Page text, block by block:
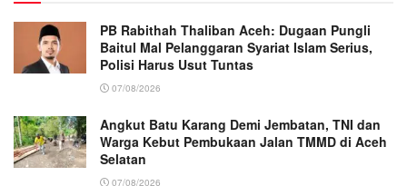
PB Rabithah Thaliban Aceh: Dugaan Pungli
Baitul Mal Pelanggaran Syariat Islam Serius,
Polisi Harus Usut Tuntas
07/08/2026
Angkut Batu Karang Demi Jembatan, TNI dan
Warga Kebut Pembukaan Jalan TMMD di Aceh
Selatan
07/08/2026